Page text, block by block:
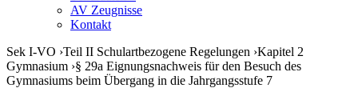
AV Zeugnisse
Kontakt
Sek I-VO ›Teil II Schulartbezogene Regelungen ›Kapitel 2
Gymnasium ›§ 29a Eignungsnachweis für den Besuch des
Gymnasiums beim Übergang in die Jahrgangsstufe 7